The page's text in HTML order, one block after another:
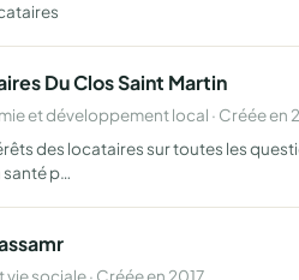
Du Clos Saint Martin
et développement local · Créée en
des locataires sur toutes les
santé p…
vie sociale · Créée en 2017